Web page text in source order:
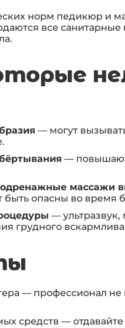
норм педикюр и
все санитарные
— могут
—
массажи
быть опасны во время
— ультразвук,
грудного
— профессионал не
средств —